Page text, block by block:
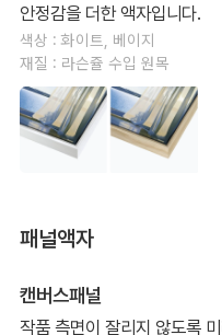
안정감을 더한 액자입니다.
색상 : 화이트, 베이지
재질 : 라슨쥴 수입 원목
패널액자
캔버스패널
작품 측면이 잘리지 않도록